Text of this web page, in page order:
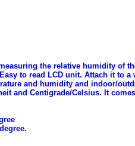
the relative humidity of
to read LCD unit. Attach it to a
and humidity and indoor/
and Centigrade/Celsius. It